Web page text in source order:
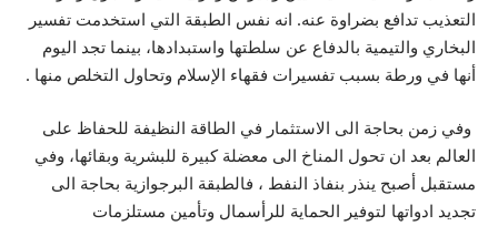
التعذيب تدافع بضراوة عنه. انه نفس الطبقة التي استخدمت تفسير
البخاري والتيمية بالدفاع عن سلطتها واستبدادها، بينما تجد اليوم
أنها في ورطة بسبب تفسيرات فقهاء الإسلام وتحاول التخلص منها .
وفي زمن بحاجة الى الاستثمار في الطاقة النظيفة للحفاظ على
العالم بعد ان تحول المناخ الى معضلة كبيرة للبشرية وبقائها، وفي
مستقبل أصبح ينذر بنفاذ النفط ، فالطبقة البرجوازية بحاجة الى
تجديد ادواتها لتوفير الحماية للرأسمال وتأمين مستلزمات